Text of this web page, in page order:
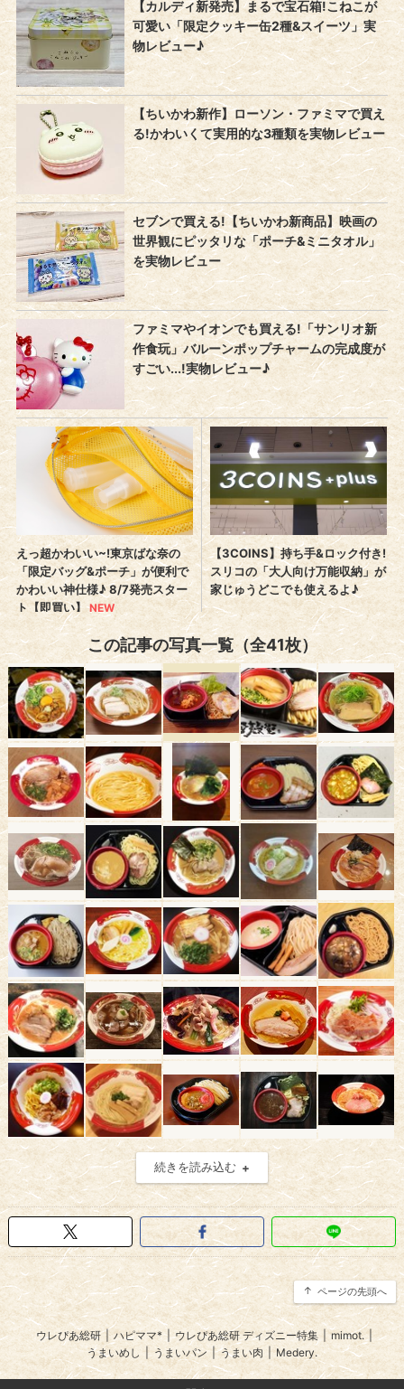
この記事の写真一覧（全41枚）
続きを読み込む
ページの先頭へ
ウレぴあ総研 | ハピママ* | ウレぴあ総研 ディズニー特集 mimot. |
うまいめし
| うまいパン | うまい肉 Medery.